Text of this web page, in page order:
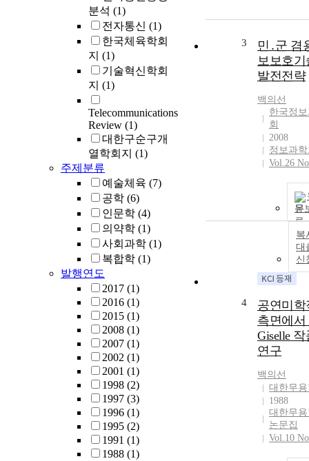
분석 (1)
전자통신 (1)
한국체육학회
지 (1)
기술혁신학회
지 (1)
Telecommunications
Review (1)
대한구순구개
열학회지 (1)
주제분류
예술체육 (7)
공학 (6)
인문학 (4)
의약학 (1)
사회과학 (1)
복합학 (1)
발행연도
2017 (1)
2016 (1)
2015 (1)
2008 (1)
2007 (1)
2002 (1)
2001 (1)
1998 (2)
1997 (3)
1996 (1)
1995 (2)
1991 (1)
1988 (1)
3
민․군 겸
보보호기
발전전략
백의선
한국정
회
2008
정보과
Vol.26
문
복
대
신
4
공연미학
측면에서
Giselle 작
연구
백의선
대한무
1988
대한무
논문집
Vol.10